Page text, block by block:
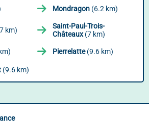
Mondragon (6.2 km)
km)
Saint-Paul-Trois-
Châteaux(7 km)
Pierrelatte(9.6 km)
(9.6 km)